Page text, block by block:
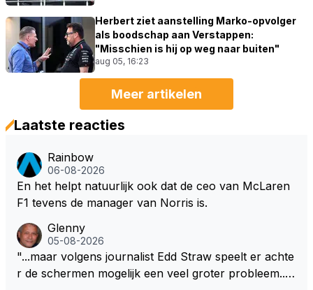
Herbert ziet aanstelling Marko-opvolger
als boodschap aan Verstappen:
"Misschien is hij op weg naar buiten"
aug 05, 16:23
Meer artikelen
Laatste reacties
Rainbow
06-08-2026
En het helpt natuurlijk ook dat de ceo van McLaren
F1 tevens de manager van Norris is.
Glenny
05-08-2026
"...maar volgens journalist Edd Straw speelt er achte
r de schermen mogelijk een veel groter probleem..."